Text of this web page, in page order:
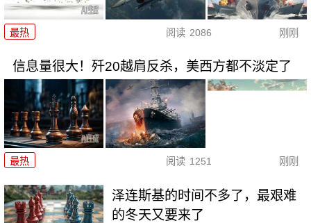
最热 阅读 2086 刚刚
信息量很大！歼20越肩反杀，美西方都不淡定了
最热 阅读 1251 刚刚
泽连斯基的时间不多了，最艰难
的冬天又要来了